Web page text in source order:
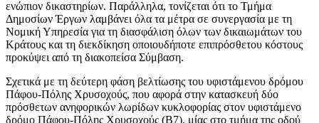
ενώπιον δικαστηρίων. Παράλληλα, τονίζεται ότι το Τμήμα
Δημοσίων Έργων λαμβάνει όλα τα μέτρα σε συνεργασία με τη
Νομική Υπηρεσία για τη διασφάλιση όλων των δικαιωμάτων του
Κράτους και τη διεκδίκηση οποιουδήποτε επιπρόσθετου κόστους
προκύψει από τη διακοπείσα Σύμβαση.
Σχετικά με τη δεύτερη φάση βελτίωσης του υφιστάμενου δρόμου
Πάφου-Πόλης Χρυσοχούς, που αφορά στην κατασκευή δύο
πρόσθετων ανηφορικών λωρίδων κυκλοφορίας στον υφιστάμενο
δρόμο Πάφου-Πόλης Χρυσοχούς (Β7), μίας στο τμήμα της οδού